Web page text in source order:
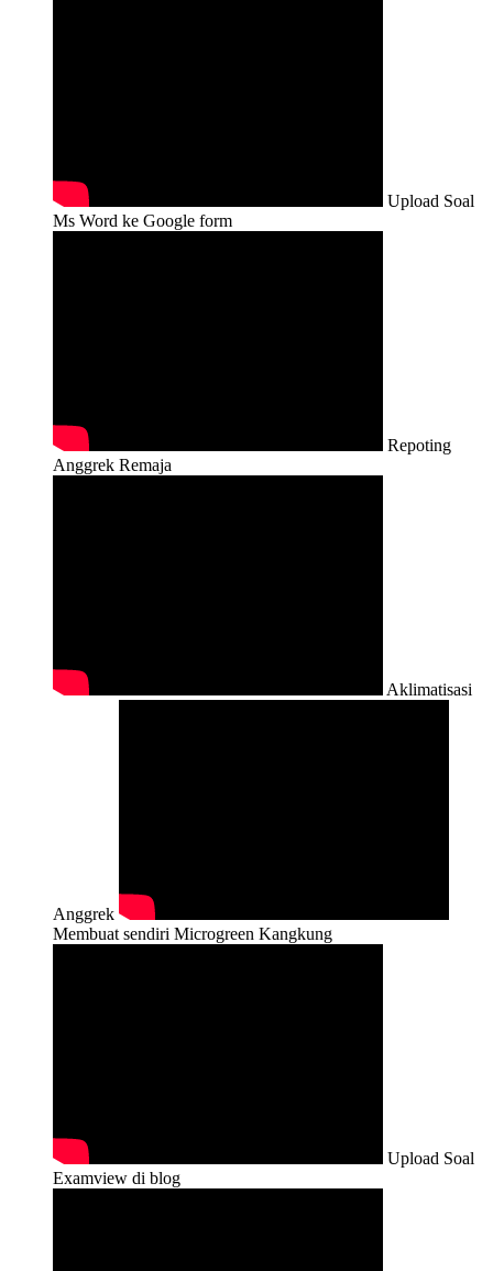
Upload Soal
Ms Word ke Google form
Repoting
Anggrek Remaja
Aklimatisasi
Anggrek
Membuat sendiri Microgreen Kangkung
Upload Soal
Examview di blog